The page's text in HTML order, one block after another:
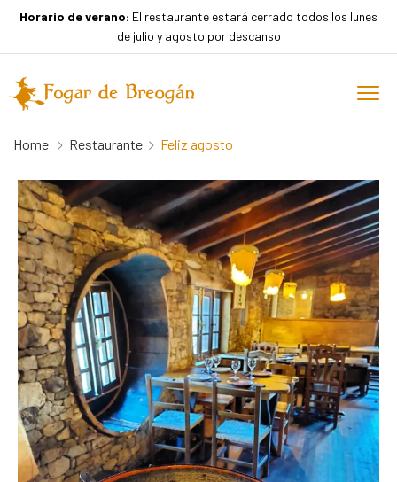
Horario de verano: El restaurante estará cerrado todos los lunes
de julio y agosto por descanso
Home Restaurante Feliz agosto